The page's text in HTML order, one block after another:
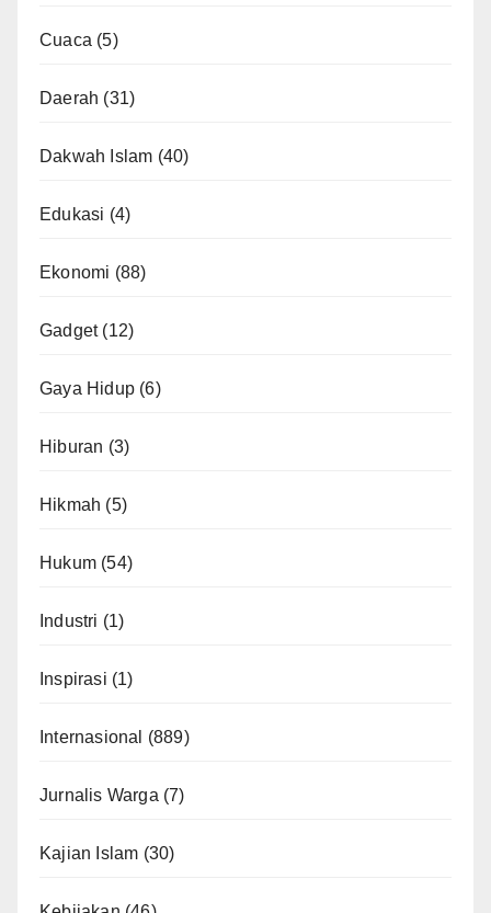
Cuaca (5)
Daerah (31)
Dakwah Islam (40)
Edukasi (4)
Ekonomi (88)
Gadget(12)
Gaya Hidup (6)
Hiburan (3)
Hikmah (5)
Hukum (54)
Industri (1)
Inspirasi (1)
Internasional (889)
Jurnalis Warga (7)
Kajian Islam (30)